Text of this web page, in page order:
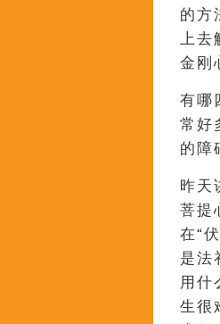
的方
上去
金刚
有哪
常好
的障
昨天
菩提
在“
是法
用什
生很